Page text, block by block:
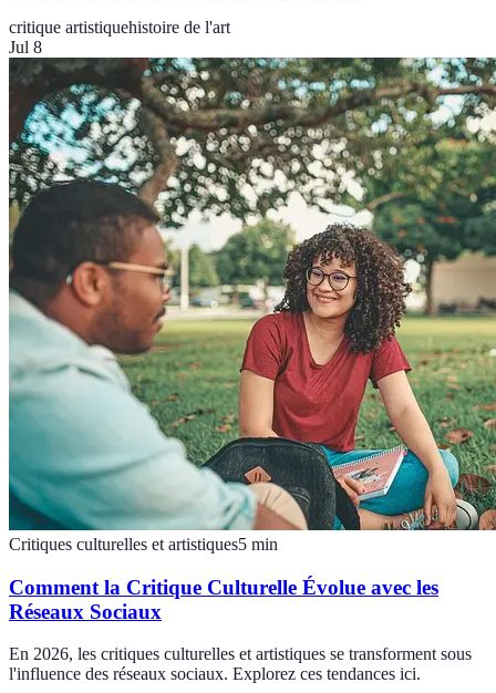
critique artistiquehistoire de l'art
Jul 8
Critiques culturelles et artistiques5 min
Comment la Critique Culturelle Évolue avec les
Réseaux Sociaux
En 2026, les critiques culturelles et artistiques se transforment sous
l'influence des réseaux sociaux. Explorez ces tendances ici.